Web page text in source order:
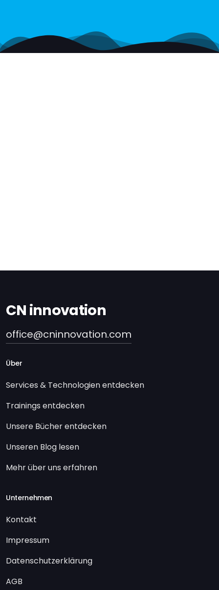
CN innovation
office@cninnovation.com
Über
Services & Technologien entdecken
Trainings entdecken
Unsere Bücher entdecken
Unseren Blog lesen
Mehr über uns erfahren
Unternehmen
Kontakt
Impressum
Datenschutzerklärung
AGB